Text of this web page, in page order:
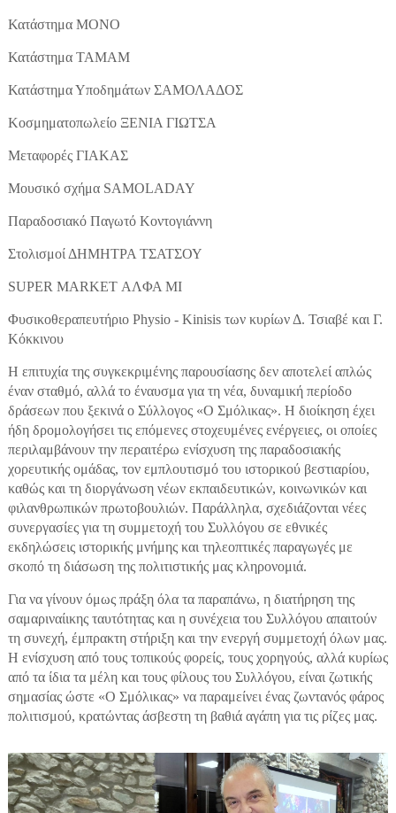
Κατάστημα ΜΟΝΟ
Κατάστημα ΤΑΜΑΜ
Κατάστημα Υποδημάτων ΣΑΜΟΛΑΔΟΣ
Κοσμηματοπωλείο ΞΕΝΙΑ ΓΙΩΤΣΑ
Μεταφορές ΓΙΑΚΑΣ
Μουσικό σχήμα SAMOLADAY
Παραδοσιακό Παγωτό Κοντογιάννη
Στολισμοί ΔΗΜΗΤΡΑ ΤΣΑΤΣΟΥ
SUPER MARKET ΑΛΦΑ ΜΙ
Φυσικοθεραπευτήριο Physio - Kinisis των κυρίων Δ. Τσιαβέ και Γ.
Κόκκινου
Η επιτυχία της συγκεκριμένης παρουσίασης δεν αποτελεί απλώς
έναν σταθμό, αλλά το έναυσμα για τη νέα, δυναμική περίοδο
δράσεων που ξεκινά ο Σύλλογος «Ο Σμόλικας». Η διοίκηση έχει
ήδη δρομολογήσει τις επόμενες στοχευμένες ενέργειες, οι οποίες
περιλαμβάνουν την περαιτέρω ενίσχυση της παραδοσιακής
χορευτικής ομάδας, τον εμπλουτισμό του ιστορικού βεστιαρίου,
καθώς και τη διοργάνωση νέων εκπαιδευτικών, κοινωνικών και
φιλανθρωπικών πρωτοβουλιών. Παράλληλα, σχεδιάζονται νέες
συνεργασίες για τη συμμετοχή του Συλλόγου σε εθνικές
εκδηλώσεις ιστορικής μνήμης και τηλεοπτικές παραγωγές με
σκοπό τη διάσωση της πολιτιστικής μας κληρονομιά.
Για να γίνουν όμως πράξη όλα τα παραπάνω, η διατήρηση της
σαμαριναίικης ταυτότητας και η συνέχεια του Συλλόγου απαιτούν
τη συνεχή, έμπρακτη στήριξη και την ενεργή συμμετοχή όλων μας.
Η ενίσχυση από τους τοπικούς φορείς, τους χορηγούς, αλλά κυρίως
από τα ίδια τα μέλη και τους φίλους του Συλλόγου, είναι ζωτικής
σημασίας ώστε «Ο Σμόλικας» να παραμείνει ένας ζωντανός φάρος
πολιτισμού, κρατώντας άσβεστη τη βαθιά αγάπη για τις ρίζες μας.